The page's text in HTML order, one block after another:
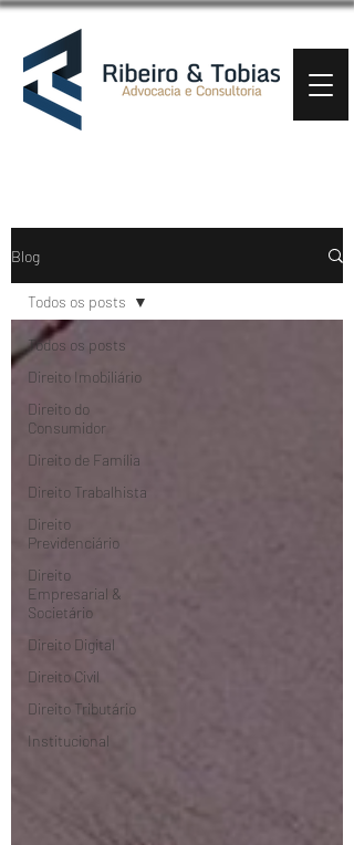
Blog
Todos os posts
Direito Imobiliário
Direito do
Consumidor
Direito de Família
Direito Trabalhista
Direito
Previdenciário
Direito
Empresarial &
Societário
Direito Digital
Direito Civil
Direito Tributário
Institucional
Todos os posts